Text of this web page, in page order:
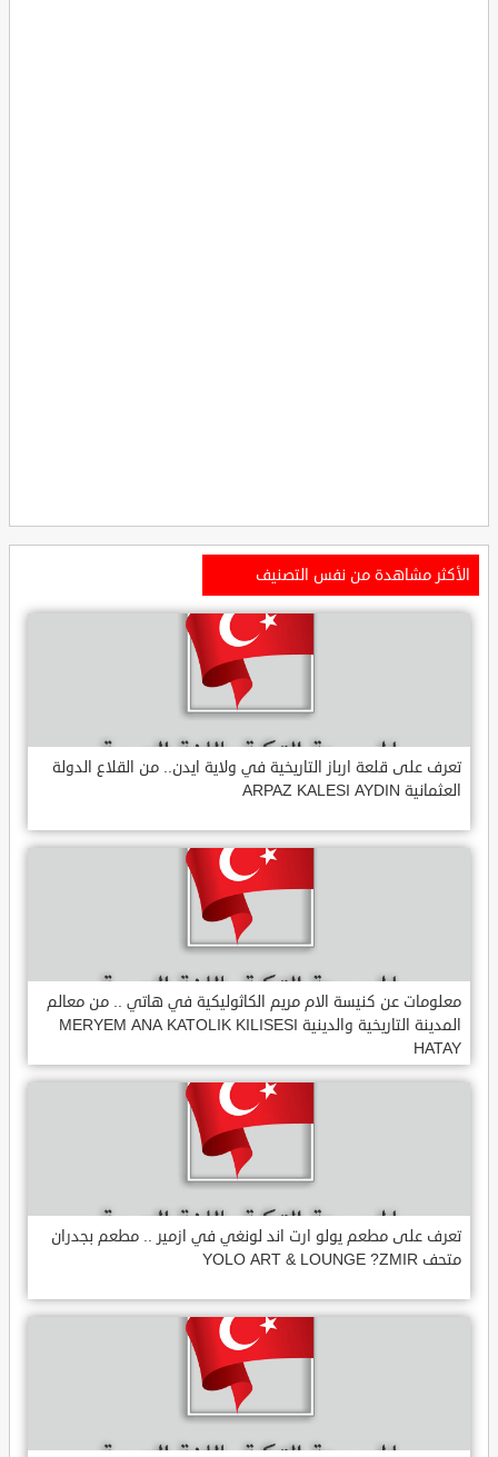
الأكثر مشاهدة من نفس التصنيف
تعرف على قلعة ارباز التاريخية في ولاية ايدن.. من القلاع الدولة
العثمانية ARPAZ KALESI AYDIN
معلومات عن كنيسة الام مريم الكاثوليكية في هاتي .. من معالم
المدينة التاريخية والدينية MERYEM ANA KATOLIK KILISESI
HATAY
تعرف على مطعم يولو ارت اند لونغي في ازمير .. مطعم بجدران
متحف YOLO ART & LOUNGE ?ZMIR